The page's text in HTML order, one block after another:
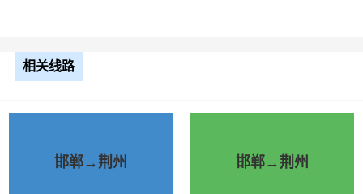
17.5
备注
以上报价为市场透明价，仅供参考，不作为
相关线路
邯郸→荆州 邯郸→荆州